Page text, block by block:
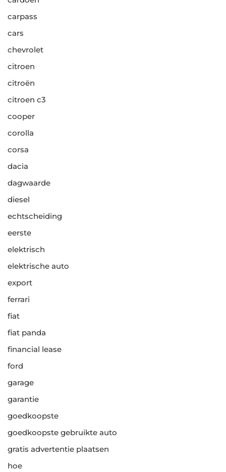
carpass
cars
chevrolet
citroen
citroën
citroen c3
cooper
corolla
corsa
dacia
dagwaarde
diesel
echtscheiding
eerste
elektrisch
elektrische auto
export
ferrari
fiat
fiat panda
financial lease
ford
garage
garantie
goedkoopste
goedkoopste gebruikte auto
gratis advertentie plaatsen
hoe